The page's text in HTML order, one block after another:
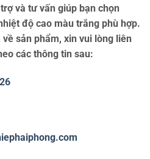
và tư vấn giúp bạn chọn
độ cao màu trắng phù hợp.
sản phẩm, xin vui lòng liên
các thông tin sau: